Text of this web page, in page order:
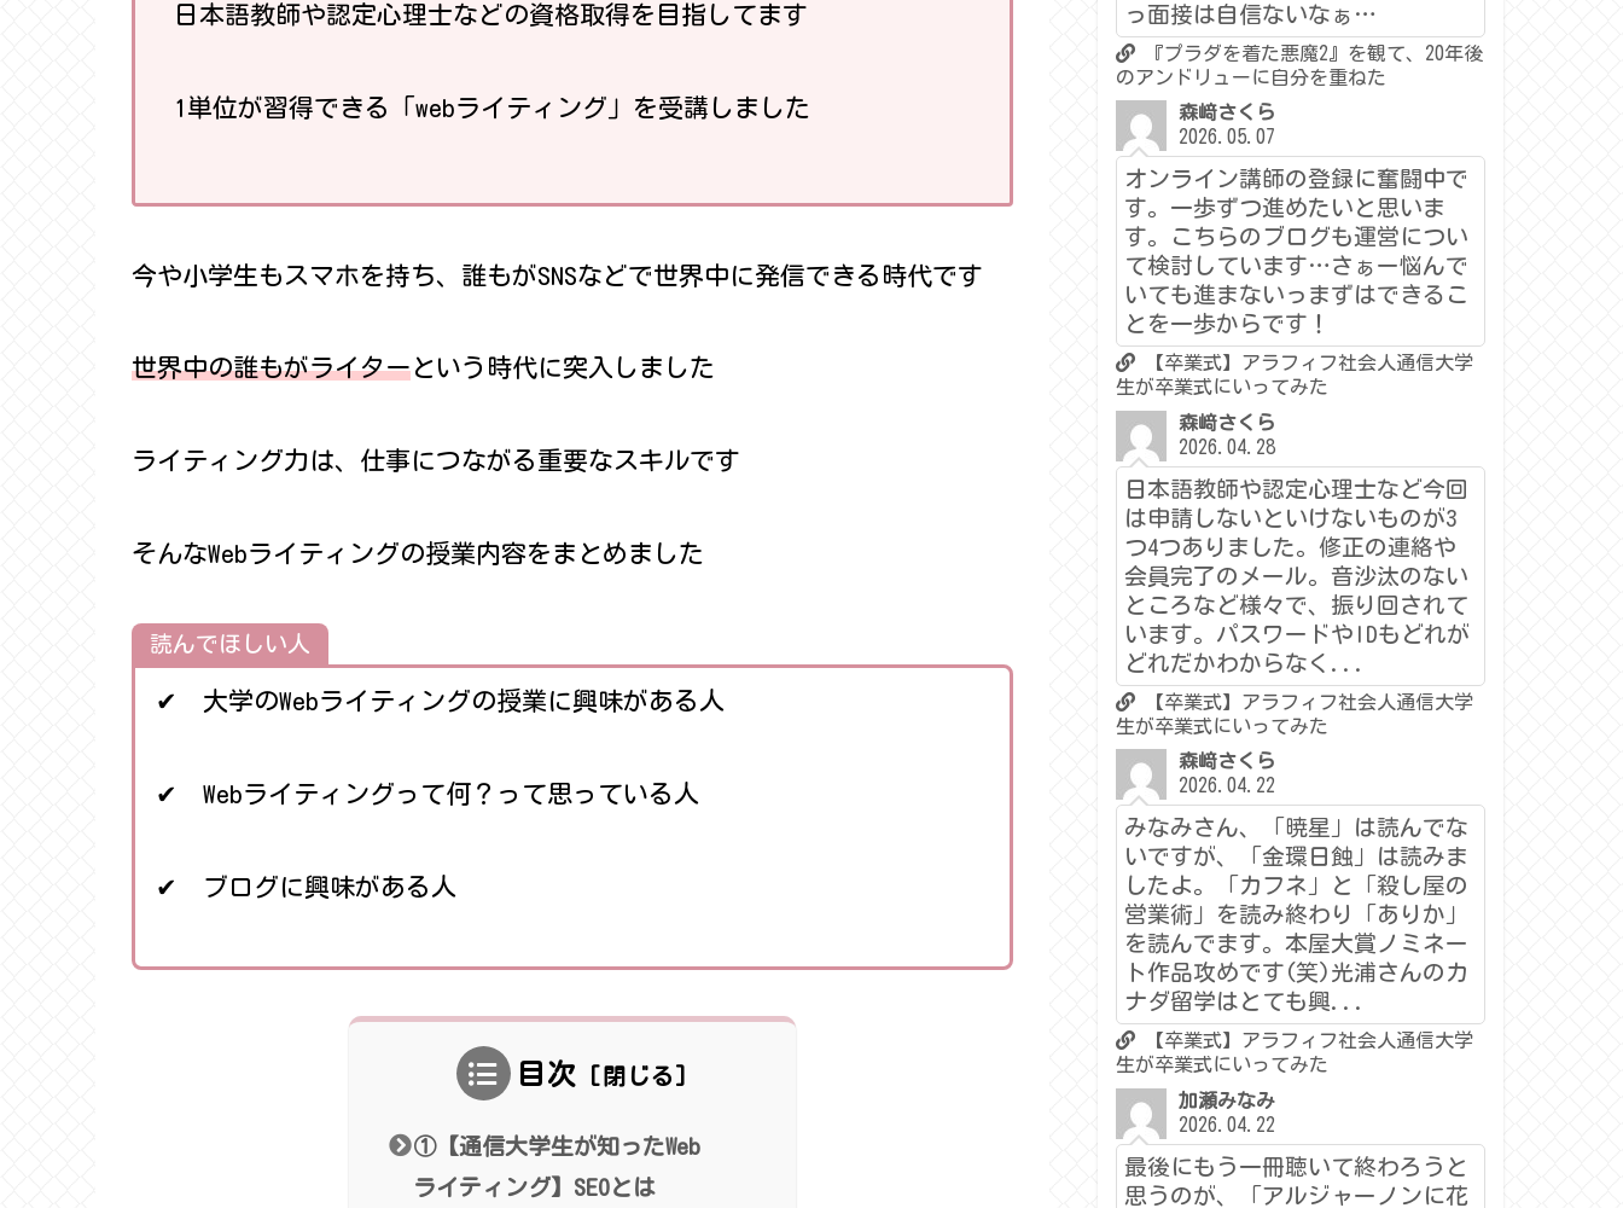
日本語教師や認定心理士などの資格取得を目指してます
1単位が習得できる「webライティング」を受講しました
今や小学生もスマホを持ち、誰もがSNSなどで世界中に発信できる時代です
世界中の誰もがライターという時代に突入しました
ライティング力は、仕事につながる重要なスキルです
そんなWebライティングの授業内容をまとめました
読んでほしい人
✔ 大学のWebライティングの授業に興味がある人
✔ Webライティングって何？って思っている人
✔ ブログに興味がある人
目次
①【通信大学生が知ったWeb
ライティング】SEOとは
っ面接は自信ないなぁ…
『プラダを着た悪魔2』を観て、20年後
のアンドリューに自分を重ねた
森﨑さくら
2026.05.07
オンライン講師の登録に奮闘中で
す。一歩ずつ進めたいと思いま
す。こちらのブログも運営につい
て検討しています…さぁー悩んで
いても進まないっまずはできるこ
とを一歩からです！
【卒業式】アラフィフ社会人通信大学
生が卒業式にいってみた
森﨑さくら
2026.04.28
日本語教師や認定心理士など今回
は申請しないといけないものが3
つ4つありました。修正の連絡や
会員完了のメール。音沙汰のない
ところなど様々で、振り回されて
います。パスワードやIDもどれが
どれだかわからなく...
【卒業式】アラフィフ社会人通信大学
生が卒業式にいってみた
森﨑さくら
2026.04.22
みなみさん、「暁星」は読んでな
いですが、「金環日蝕」は読みま
したよ。「カフネ」と「殺し屋の
営業術」を読み終わり「ありか」
を読んでます。本屋大賞ノミネー
ト作品攻めです(笑)光浦さんのカ
ナダ留学はとても興...
【卒業式】アラフィフ社会人通信大学
生が卒業式にいってみた
加瀬みなみ
2026.04.22
最後にもう一冊聴いて終わろうと
思うのが、「アルジャーノンに花